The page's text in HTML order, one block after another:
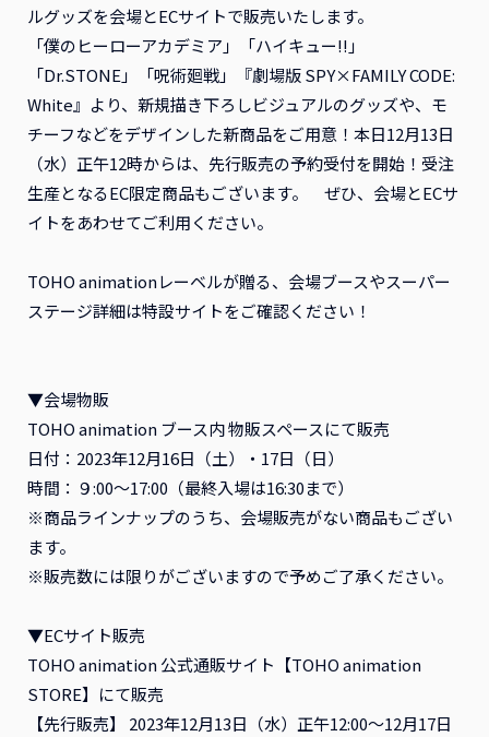
ルグッズを会場とECサイトで販売いたします。
「僕のヒーローアカデミア」「ハイキュー!!」
「Dr.STONE」「呪術廻戦」『劇場版 SPY×FAMILY CODE:
White』より、新規描き下ろしビジュアルのグッズや、モ
チーフなどをデザインした新商品をご用意！本日12月13日
（水）正午12時からは、先行販売の予約受付を開始！受注
生産となるEC限定商品もございます。 ぜひ、会場とECサ
イトをあわせてご利用ください。
TOHO animationレーベルが贈る、会場ブースやスーパー
ステージ詳細は特設サイトをご確認ください！
▼会場物販
TOHO animation ブース内 物販スペースにて販売
日付：2023年12月16日（土）・17日（日）
時間：９:00～17:00（最終入場は16:30まで）
※商品ラインナップのうち、会場販売がない商品もござい
ます。
※販売数には限りがございますので予めご了承ください。
▼ECサイト販売
TOHO animation 公式通販サイト【TOHO animation
STORE】にて販売
【先行販売】 2023年12月13日（水）正午12:00～12月17日